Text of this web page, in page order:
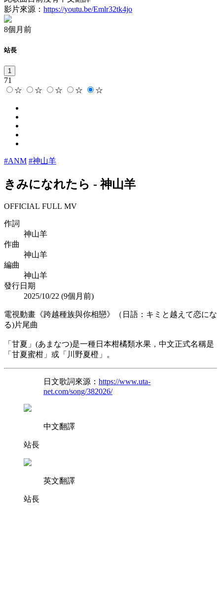
影片來源： https://youtu.be/Emlr32tk4jo
8個月前
站長
1
71
☆
☆ ☆ ☆ ☆
#ANM #神山羊
きみになれたら -神山羊
OFFICIAL FULL MV
作詞
神山羊
作曲
神山羊
編曲
神山羊
發行日期
2025/10/22 (9個月前)
電視動畫《跨越種族與你相戀》（日語：キミと越えて恋にな
る)片尾曲
「甘夏」(あまなつ)是一種日本柑橘類水果，中文正式名稱是
「甘夏蜜柑」或「川野夏橙」。
日文歌詞來源： https://www.uta-
net.com/song/382026/
中文翻譯
站長
英文翻譯
站長